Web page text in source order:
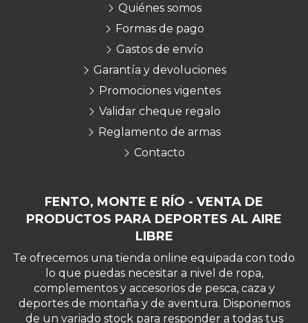
FENTO, MONTE E RÍO - VENTA DE
PRODUCTOS PARA DEPORTES AL AIRE
LIBRE
Te ofrecemos una tienda online equipada con todo
lo que puedas necesitar a nivel de ropa,
complementos y accesorios de pesca, caza y
deportes de montaña y de aventura. Disponemos
de un variado stock para responder a todas tus
Quiénes somos
Formas de pago
Gastos de envío
Garantía y devoluciones
Promociones vigentes
Validar cheque regalo
Reglamento de armas
Contacto